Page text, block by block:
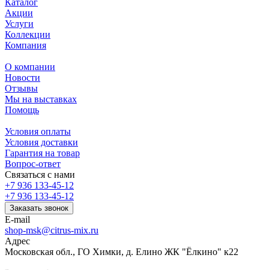
Каталог
Акции
Услуги
Коллекции
Компания
О компании
Новости
Отзывы
Мы на выставках
Помощь
Условия оплаты
Условия доставки
Гарантия на товар
Вопрос-ответ
Связаться с нами
+7 936 133-45-12
+7 936 133-45-12
Заказать звонок
E-mail
shop-msk@citrus-mix.ru
Адрес
Московская обл., ГО Химки, д. Елино ЖК "Ёлкино" к22